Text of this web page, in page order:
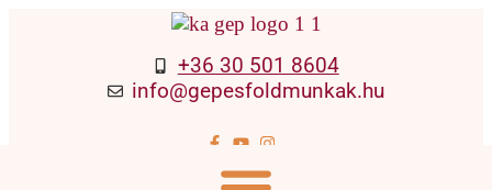
+36 30 501 8604
info@gepesfoldmunkak.hu